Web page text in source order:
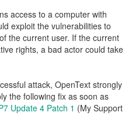
access to a computer with
exploit the vulnerabilities to
the current user. If the current
rights, a bad actor could take
attack, OpenText strongly
the following fix as soon as
Update 4 Patch 1 (My Support